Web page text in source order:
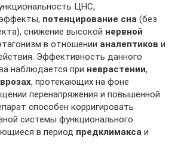
ЦНС,
потенцирование сна (без
снижение высокой нервной
в отношении аналептиков и
Эффективность данного
наблюдается при неврастении,
, протекающих на фоне
перенапряжения и повышенной
способен корригировать
системы функционального
в период предклимакса и